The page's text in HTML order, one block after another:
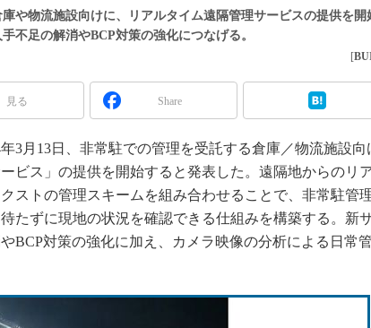
日本 ものづくりワールド 2020
IGAS2018
や物流施設向けに、リアルタイム遠隔管理サービスの提供を開
不足の解消やBCP対策の強化につなげる。
[
見る Share
3月13日、非常駐での管理を受託する倉庫／物流施設向
ビス」の提供を開始すると発表した。遠隔地からのリ
ストの管理スキームを組み合わせることで、非常駐管
たずに現地の状況を確認できる仕組みを構築する。新
BCP対策の強化に加え、カメラ映像の分析による日常